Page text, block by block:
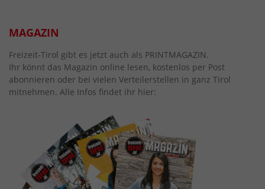
MAGAZIN
Freizeit-Tirol gibt es jetzt auch als PRINTMAGAZIN.
Ihr könnt das Magazin online lesen, kostenlos per Post
abonnieren oder bei vielen Verteilerstellen in ganz Tirol
mitnehmen. Alle Infos findet ihr hier: